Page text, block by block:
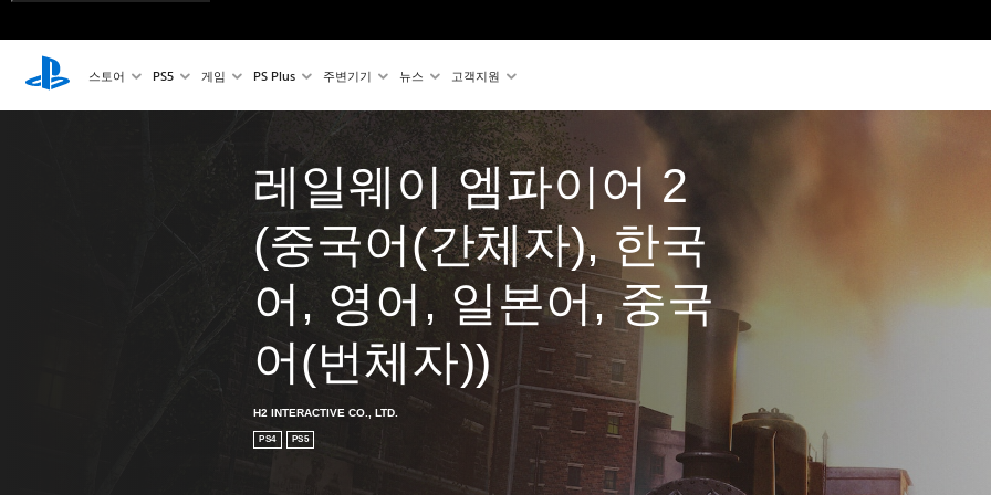
스토어 PS5 게임 PS Plus 주변기기 뉴스 고객지원
레일웨이 엠파이어 2
(중국어(간체자), 한국
어, 영어, 일본어, 중국
어(번체자))
H2 INTERACTIVE CO., LTD.
PS4 PS5